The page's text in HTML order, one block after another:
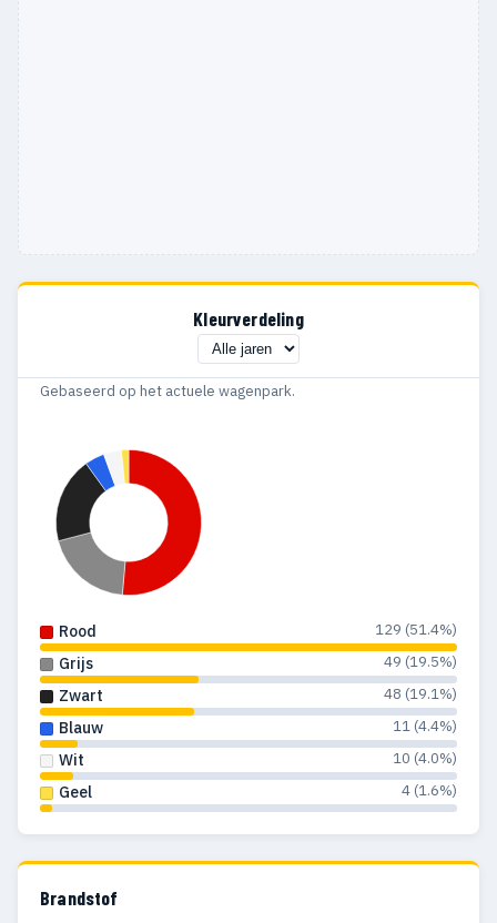
Kleurverdeling
Gebaseerd op het actuele wagenpark.
Rood 129 (51.4%)
Grijs 49 (19.5%)
Zwart 48 (19.1%)
Blauw 11 (4.4%)
Wit 10 (4.0%)
Geel 4 (1.6%)
Brandstof